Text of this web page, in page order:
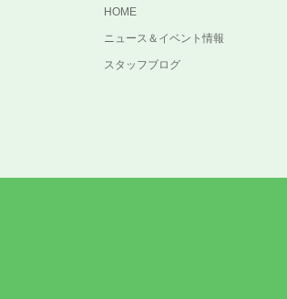
HOME
ニュース＆イベント情報
スタッフブログ